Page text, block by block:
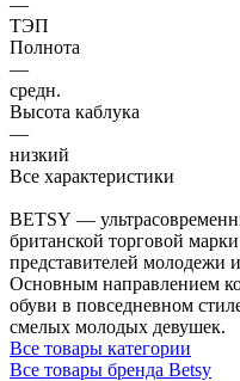
ТЭП
Полнота
—
средн.
Высота каблука
—
низкий
Все характеристики
BETSY —
британской торговой
представителей молодежи
Основным направлением
обуви в повседневном
смелых молодых девушек.
Все товары категории
Все товары бренда Betsy